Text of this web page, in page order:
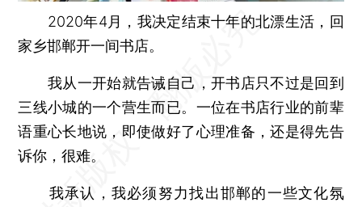
2020年4月，我决定结束十年的北漂生活，回
家乡邯郸开一间书店。
我从一开始就告诫自己，开书店只不过是回到
三线小城的一个营生而已。一位在书店行业的前辈
语重心长地说，即使做好了心理准备，还是得先告
诉你，很难。
我承认，我必须努力找出邯郸的一些文化氛